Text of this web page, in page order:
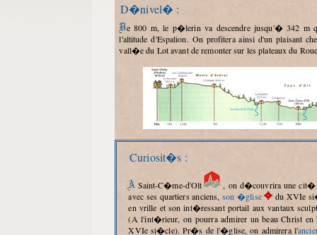
D�nivel� :
De 800 m, le p�lerin va descendre jusqu'� 342 m qui correspond �
l'altitude d'Espalion. On profitera ainsi d'un plaisant
vall�e du Lot avant de remonter sur les plateaux du
Curiosit�s :
A Saint-C�me-d'Olt
, on d�couvrira une cit�
avec ses quartiers anciens, son �glise
du XVIe
en vrille et son int�ressant portail aux vantaux
(A l'int�rieur, on pourra admirer un beau Christ en
XVIe si�cle). Pr�s de l'�glise, on admirera l'